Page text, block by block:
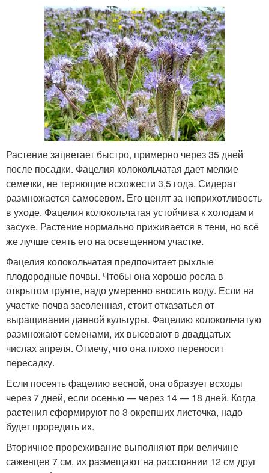
Растение зацветает быстро, примерно через 35 дней
после посадки. Фацелия колокольчатая дает мелкие
семечки, не теряющие всхожести 3,5 года. Сидерат
размножается самосевом. Его ценят за неприхотливость
в уходе. Фацелия колокольчатая устойчива к холодам и
засухе. Растение нормально приживается в тени, но всё
же лучше сеять его на освещенном участке.
Фацелия колокольчатая предпочитает рыхлые
плодородные почвы. Чтобы она хорошо росла в
открытом грунте, надо умеренно вносить воду. Если на
участке почва засоленная, стоит отказаться от
выращивания данной культуры. Фацелию колокольчатую
размножают семенами, их высевают в двадцатых
числах апреля. Отмечу, что она плохо переносит
пересадку.
Если посеять фацелию весной, она образует всходы
через 7 дней, если осенью — через 14 — 18 дней. Когда
растения сформируют по 3 окрепших листочка, надо
будет проредить их.
Вторичное прореживание выполняют при величине
саженцев 7 см, их размещают на расстоянии 12 см друг